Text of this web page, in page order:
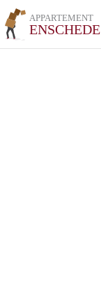
APPARTEMENT
ENSCHEDE